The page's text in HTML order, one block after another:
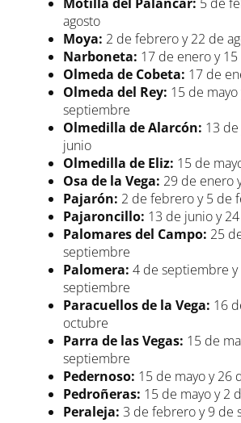
agosto
Moya: 2 de febrero y 22 de
Narboneta: 17 de enero y
Olmeda de Cobeta: 17 de
Olmeda del Rey: 15 de
septiembre
Olmedilla de Alarcón: 13
junio
Olmedilla de Eliz: 15 de
Osa de la Vega: 29 de enero
Pajarón: 2 de febrero y 5 de
Pajaroncillo: 13 de junio y
Palomares del Campo: 25
septiembre
Palomera: 4 de septiembre y
septiembre
Paracuellos de la Vega: 16
octubre
Parra de las Vegas: 15 de
septiembre
Pedernoso: 15 de mayo y 26
Pedroñeras: 15 de mayo y 2
Peraleja: 3 de febrero y 9 de